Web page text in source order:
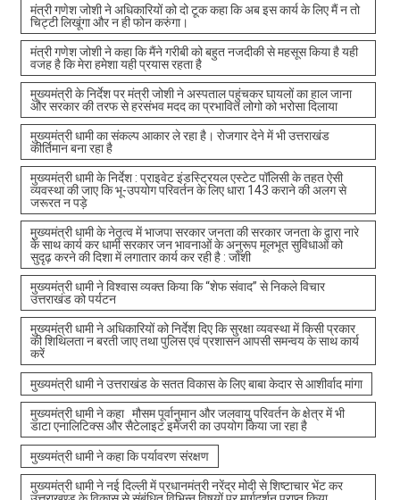
मंत्री गणेश जोशी ने अधिकारियों को दो टूक कहा कि अब इस कार्य के लिए मैं न तो
चिट्टी लिखूंगा और न ही फोन करुंगा।
मंत्री गणेश जोशी ने कहा कि मैंने गरीबी को बहुत नजदीकी से महसूस किया है यही
वजह है कि मेरा हमेशा यही प्रयास रहता है
मुख्यमंत्री के निर्देश पर मंत्री जोशी ने अस्पताल पहुंचकर घायलों का हाल जाना
और सरकार की तरफ से हरसंभव मदद का प्रभावित लोगो को भरोसा दिलाया
मुख्यमंत्री धामी का संकल्प आकार ले रहा है। रोजगार देने में भी उत्तराखंड
कीर्तिमान बना रहा है
मुख्यमंत्री धामी के निर्देश : प्राइवेट इंडस्ट्रियल एस्टेट पॉलिसी के तहत ऐसी
व्यवस्था की जाए कि भू-उपयोग परिवर्तन के लिए धारा 143 कराने की अलग से
जरूरत न पड़े
मुख्यमंत्री धामी के नेतृत्व में भाजपा सरकार जनता की सरकार जनता के द्वारा नारे
के साथ कार्य कर धामी सरकार जन भावनाओं के अनुरूप मूलभूत सुविधाओं को
सुदृढ़ करने की दिशा में लगातार कार्य कर रही है : जोशी
मुख्यमंत्री धामी ने विश्वास व्यक्त किया कि “शेफ संवाद” से निकले विचार
उत्तराखंड को पर्यटन
मुख्यमंत्री धामी ने अधिकारियों को निर्देश दिए कि सुरक्षा व्यवस्था में किसी प्रकार
की शिथिलता न बरती जाए तथा पुलिस एवं प्रशासन आपसी समन्वय के साथ कार्य
करें
मुख्यमंत्री धामी ने उत्तराखंड के सतत विकास के लिए बाबा केदार से आशीर्वाद मांगा
मुख्यमंत्री धामी ने कहा मौसम पूर्वानुमान और जलवायु परिवर्तन के क्षेत्र में भी
डाटा एनालिटिक्स और सैटेलाइट इमेजरी का उपयोग किया जा रहा है
मुख्यमंत्री धामी ने कहा कि पर्यावरण संरक्षण
मुख्यमंत्री धामी ने नई दिल्ली में प्रधानमंत्री नरेंद्र मोदी से शिष्टाचार भेंट कर